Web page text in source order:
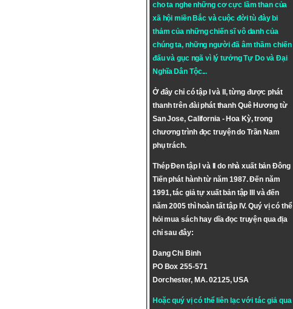
cho ta nghe những cơ cực lầm than của
xã hội miền Bắc và cuộc đời tù đày bi
thảm của những chiến sĩ vô danh của
chúng ta, những người đã âm thầm chiến
đấu và gục ngã vì lý tưởngTự DovàĐại
Nghĩa Dân Tộc...
Ở đây chỉ có tập I và II, từng được phát
thanh trên đài phát thanh Quê Hương từ
San Jose, California - Hoa Kỳ, trong
chương trình đọc truyện do Trần Nam
phụ trách.
Thép Đen tập I và II do nhà xuất bản Đông
Tiến phát hành từ năm 1987. Đến năm
1991, tác giả tự xuất bản tập III và đến
năm 2005 thì hoàn tất tập IV. Quý vị có thể
hỏi mua sách hay dĩa đọc truyện qua địa
chỉ sau đây:
Dang Chi Binh
PO Box 255-571
Dorchester, MA. 02125, USA
Hoặc quý vị có thể liên lạc với tác giả qua